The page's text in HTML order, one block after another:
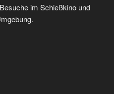
im Schießkino und